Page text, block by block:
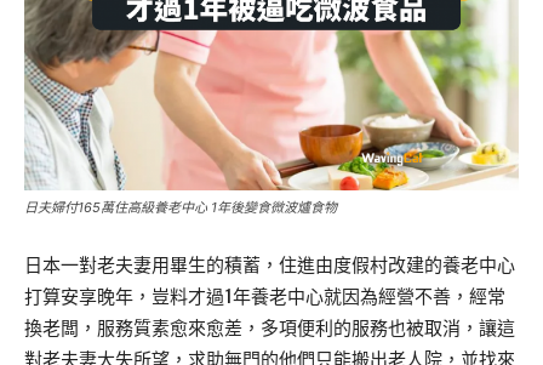
日夫婦付165萬住高級養老中心 1年後變食微波爐食物
日本一對老夫妻用畢生的積蓄，住進由度假村改建的養老中心
打算安享晚年，豈料才過1年養老中心就因為經營不善，經常
換老闆，服務質素愈來愈差，多項便利的服務也被取消，讓這
對老夫妻大失所望，求助無門的他們只能搬出老人院，並找來